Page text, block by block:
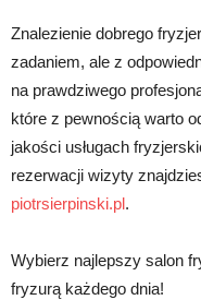
Znalezienie dobrego
zadaniem, ale z
na prawdziwego
które z pewnością warto
jakości usługach
rezerwacji wizyty
piotrsierpinski.pl.
Wybierz najlepszy salon
fryzurą każdego dnia!